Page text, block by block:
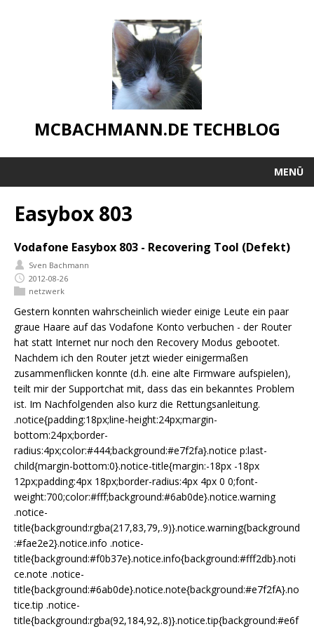
MCBACHMANN.DE TECHBLOG
MENÜ
Easybox 803
Vodafone Easybox 803 - Recovering Tool (Defekt)
Sven Bachmann
2012-08-26
netzwerk
Gestern konnten wahrscheinlich wieder einige Leute ein paar
graue Haare auf das Vodafone Konto verbuchen - der Router
hat statt Internet nur noch den Recovery Modus gebootet.
Nachdem ich den Router jetzt wieder einigermaßen
zusammenflicken konnte (d.h. eine alte Firmware aufspielen),
teilt mir der Supportchat mit, dass das ein bekanntes Problem
ist. Im Nachfolgenden also kurz die Rettungsanleitung.
.notice{padding:18px;line-height:24px;margin-
bottom:24px;border-
radius:4px;color:#444;background:#e7f2fa}.notice p:last-
child{margin-bottom:0}.notice-title{margin:-18px -18px
12px;padding:4px 18px;border-radius:4px 4px 0 0;font-
weight:700;color:#fff;background:#6ab0de}.notice.warning
.notice-
title{background:rgba(217,83,79,.9)}.notice.warning{background
:#fae2e2}.notice.info .notice-
title{background:#f0b37e}.notice.info{background:#fff2db}.noti
ce.note .notice-
title{background:#6ab0de}.notice.note{background:#e7f2fA}.no
tice.tip .notice-
title{background:rgba(92,184,92,.8)}.notice.tip{background:#e6f